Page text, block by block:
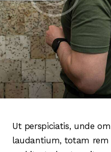
Ut perspiciatis, unde
laudantium, totam rem